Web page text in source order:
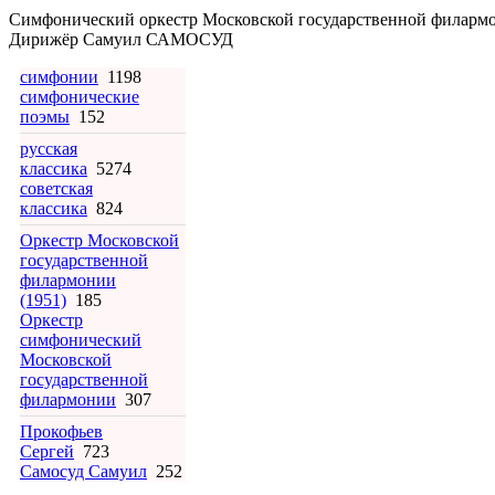
Симфонический оркестр Московской государственной
Дирижёр Самуил САМОСУД
симфонии 1198
симфонические
поэмы 152
русская
классика 5274
советская
классика 824
Оркестр Московской
государственной
филармонии
(1951) 185
Оркестр
симфонический
Московской
государственной
филармонии 307
Прокофьев
Сергей 723
Самосуд Самуил 252